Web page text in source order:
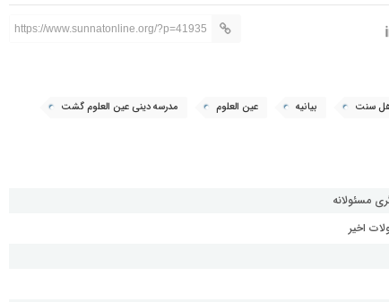
https://www.sunnatonline.org/?p=41935
سنت بیانیه عین العلوم
مدرسه دینی عین العلوم گشت
مسئولانه
اخیر